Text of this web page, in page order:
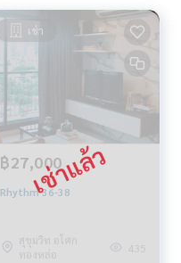
เช่า
฿27,000
Rhythm 36-38
สุขุมวิท อโศก
ทองหล่อ
435